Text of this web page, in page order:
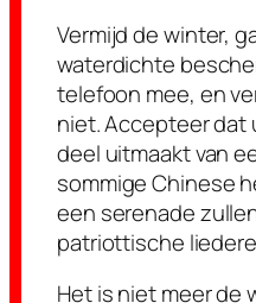
Vermijd de winter,
waterdichte
telefoon mee, en
niet. Accepteer dat
deel uitmaakt van
sommige Chinese
een serenade
patriottische
Het is niet meer de